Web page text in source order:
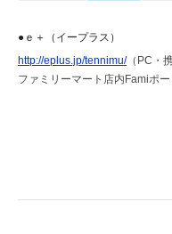
●ｅ＋（イープラス）
http://eplus.jp/tennimu/（PC・携
ファミリーマート店内Famiポー